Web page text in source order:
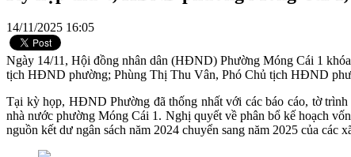
14/11/2025 16:05
Ngày 14/11, Hội đồng nhân dân (HĐND) Phường Móng Cái 1
tịch HĐND phường; Phùng Thị Thu Vân, Phó Chủ tịch HĐND
Tại kỳ họp, HĐND Phường đã thống nhất với các báo cáo, tờ
nhà nước phường Móng Cái 1. Nghị quyết về phân bổ kế hoạch
nguồn kết dư ngân sách năm 2024 chuyển sang năm 2025 của